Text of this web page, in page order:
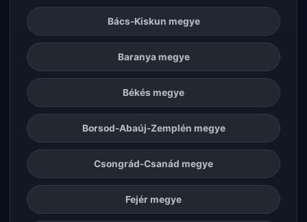
Bács-Kiskun megye
Baranya megye
Békés megye
Borsod-Abaúj-Zemplén megye
Csongrád-Csanád megye
Fejér megye